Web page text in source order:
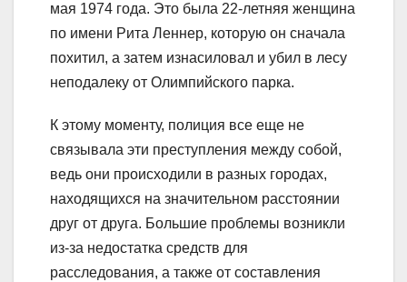
мая 1974 года. Это была 22-летняя женщина
по имени Рита Леннер, которую он сначала
похитил, а затем изнасиловал и убил в лесу
неподалеку от Олимпийского парка.
К этому моменту, полиция все еще не
связывала эти преступления между собой,
ведь они происходили в разных городах,
находящихся на значительном расстоянии
друг от друга. Большие проблемы возникли
из-за недостатка средств для
расследования, а также от составления